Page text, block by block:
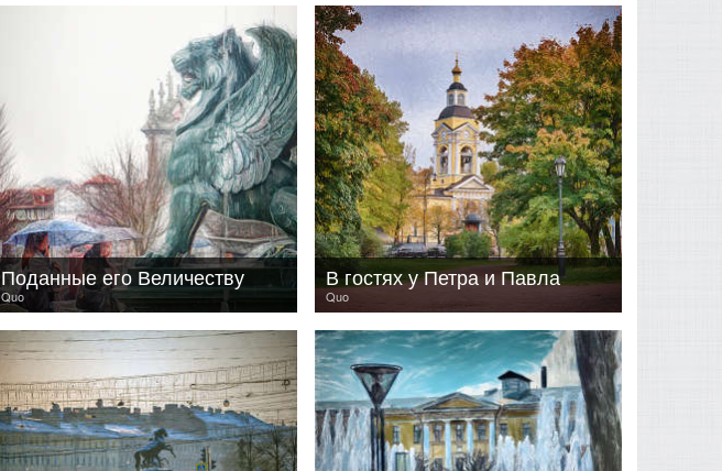
Quo
Поданные его Величеству
Quo
В гостях у Петра и Павла